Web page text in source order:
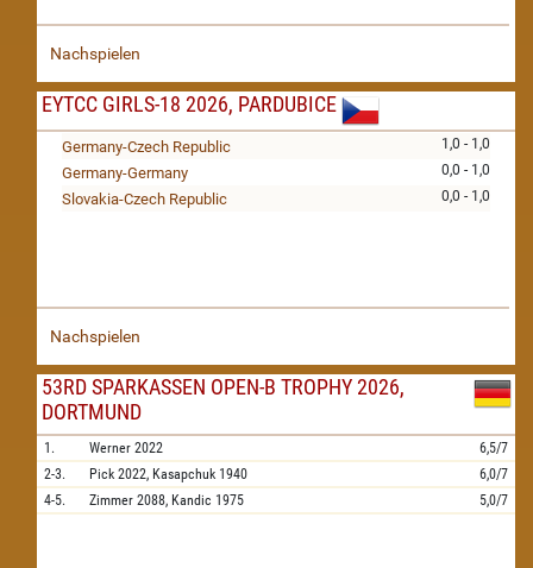
Nachspielen
EYTCC GIRLS-18 2026, PARDUBICE
1,0 - 1,0
Germany-Czech Republic
0,0 - 1,0
Germany-Germany
0,0 - 1,0
Slovakia-Czech Republic
Nachspielen
53RD SPARKASSEN OPEN-B TROPHY 2026,
DORTMUND
1. Werner 2022
6,5/7
2-3.
Pick 2022, Kasapchuk 1940
6,0/7
4-5.
Zimmer 2088, Kandic 1975 5,0/7